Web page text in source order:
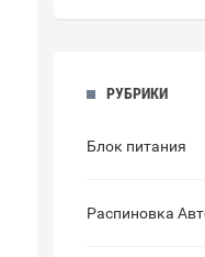
РУБРИКИ
Блок питания
Распиновка